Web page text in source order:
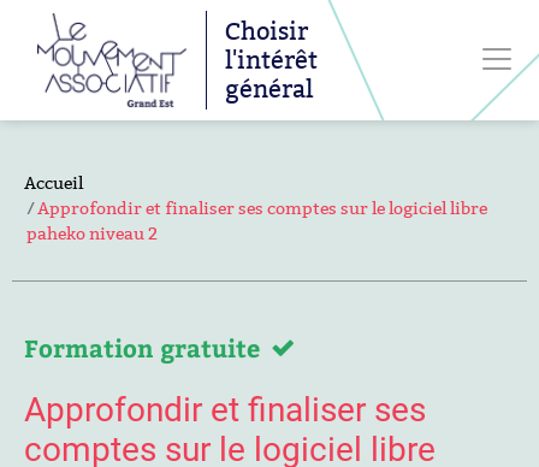
Choisir
l'intérêt
général
Accueil
Approfondir et finaliser ses comptes sur le logiciel libre
paheko niveau 2
Formation gratuite
Approfondir et finaliser ses
comptes sur le logiciel libre